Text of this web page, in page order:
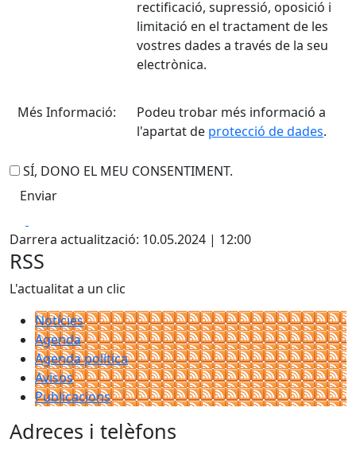
rectificació, supressió, oposició i
limitació en el tractament de les
vostres dades a través de la seu
electrònica.
Més Informació:
Podeu trobar més informació a
l'apartat de protecció de dades.
SÍ, DONO EL MEU CONSENTIMENT.
Darrera actualització: 10.05.2024 | 12:00
RSS
L'actualitat a un clic
Notícies
Agenda
Agenda política
Avisos
Publicacions
Adreces i telèfons